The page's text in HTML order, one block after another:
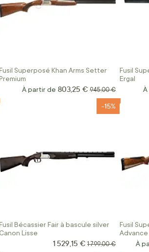
Superposé Khan Arms Setter
À partir de 803,25 € Prix normal
945,00 €
Fusil
Ergal
Bécassier Fair à bascule silver
Canon Lisse
-15%
Prix Spécial
1 529,15 € Prix normal
1 799,00 €
Fusil
À